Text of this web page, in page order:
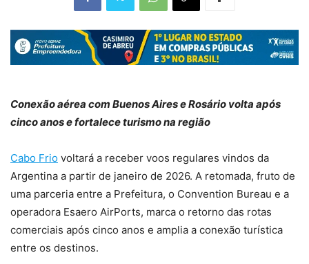
Conexão aérea com Buenos Aires e Rosário volta após
cinco anos e fortalece turismo na região
Cabo Frio voltará a receber voos regulares vindos da
Argentina a partir de janeiro de 2026. A retomada, fruto de
uma parceria entre a Prefeitura, o Convention Bureau e a
operadora Esaero AirPorts, marca o retorno das rotas
comerciais após cinco anos e amplia a conexão turística
entre os destinos.